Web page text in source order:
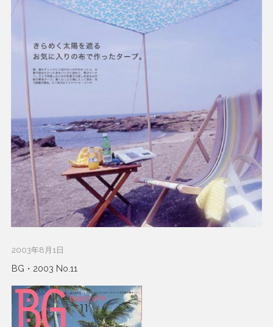
2003年8月1日
BG・2003 No.11